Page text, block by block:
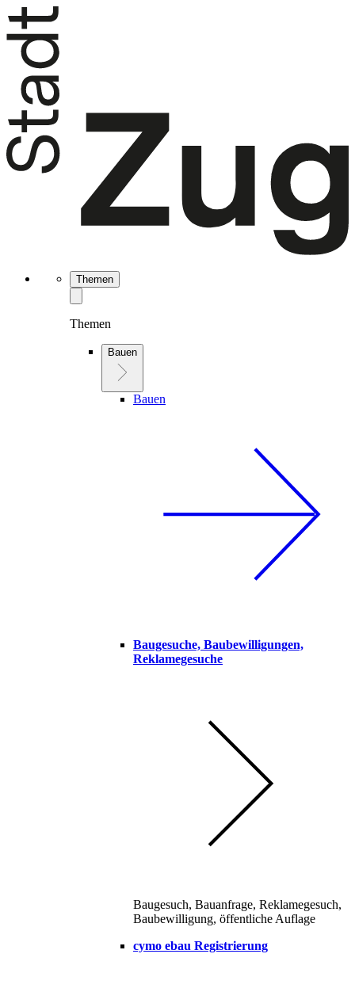
Themen
Themen
Bauen
Bauen
Baugesuche, Baubewilligungen,
Reklamegesuche
Baugesuch, Bauanfrage, Reklamegesuch,
Baubewilligung, öffentliche Auflage
cymo ebau Registrierung